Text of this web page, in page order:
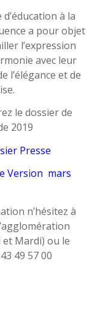
à la
a pour objet
l’expression
avec leur
l’élégance et de
le dossier de
2019
Presse
Version mars
n’hésitez à
et Mardi) ou le
49 57 00